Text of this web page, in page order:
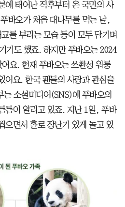
에 태어난 직후부터 온 국민의 사
바오가 처음 대나무를 먹는 날,
를 부리는 모습 등이 모두 담기며
기도 했죠. 하지만 푸바오는 2024
요. 현재 푸바오는 쓰촨성 워룽
어요. 한국 팬들의 사랑과 관심을
소셜미디어(SNS)에 푸바오의
틈이 알리고 있죠. 지난 1일, 푸바
으면서 홀로 장난기 있게 놀고 있